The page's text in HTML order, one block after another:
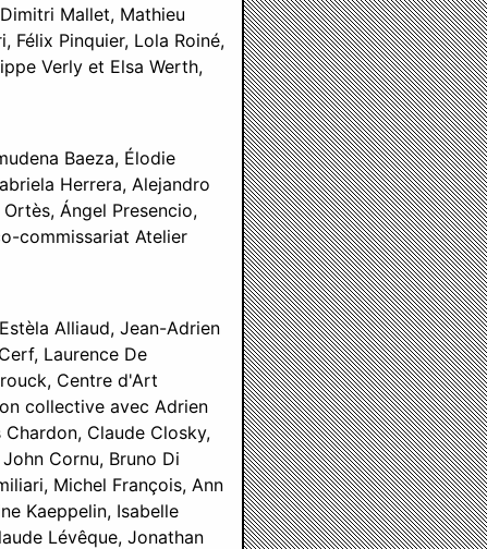
Mallet, Mathieu
Félix Pinquier, Lola Roiné,
Verly et Elsa Werth,
Baeza, Élodie
Herrera, Alejandro
Ángel Presencio,
commissariat Atelier
Alliaud, Jean-Adrien
LaurenceDe
Centre d'Art
collective avec Adrien
Claude Closky,
Cornu, Bruno Di
Michel François, Ann
Kaeppelin, Isabelle
Lévêque, Jonathan